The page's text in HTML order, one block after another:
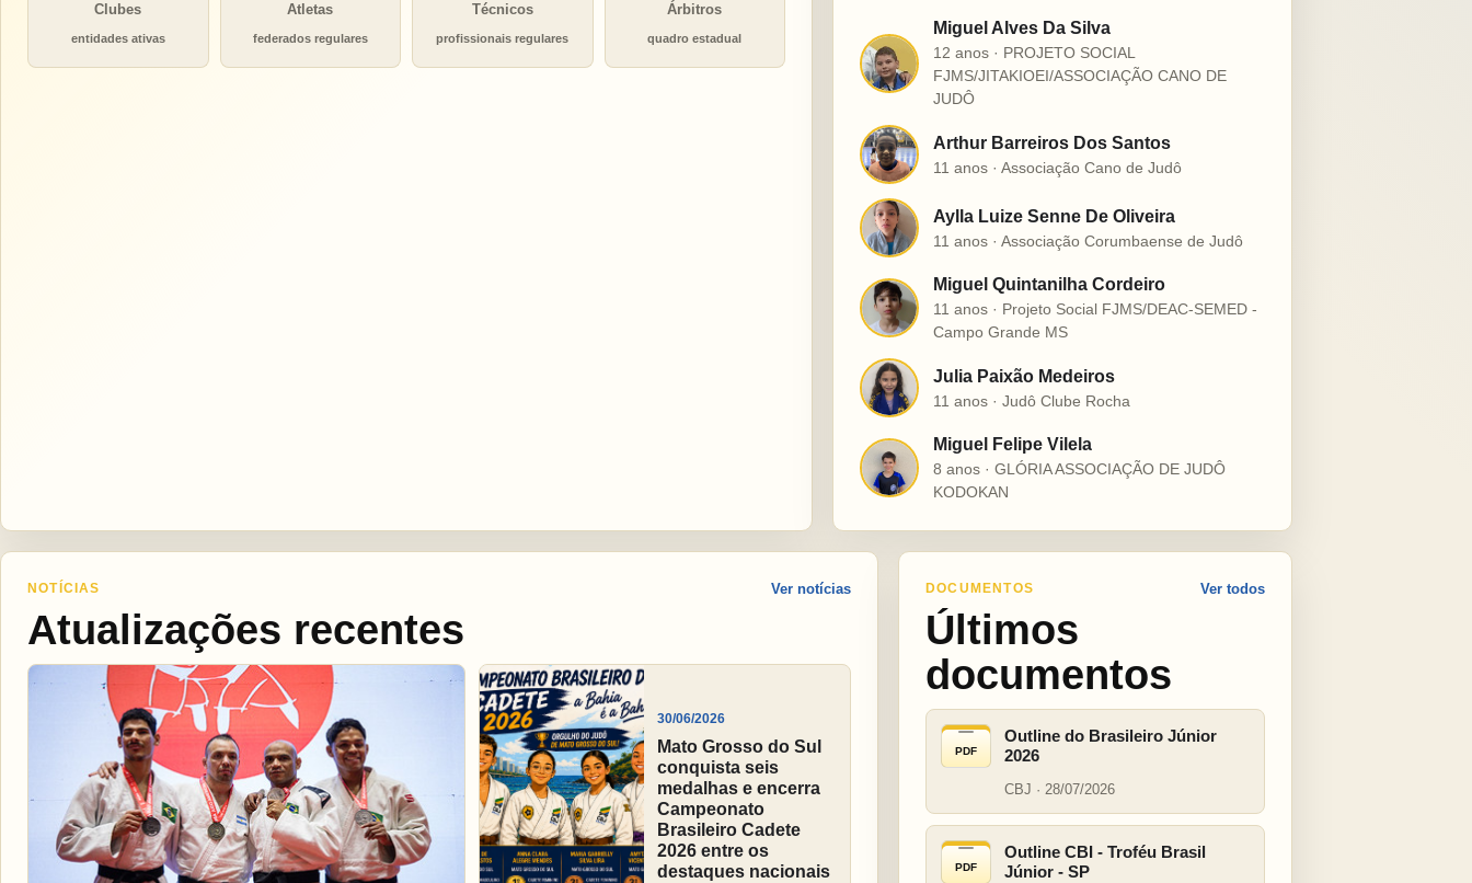
Clubes
entidades ativas
Atletas
federados regulares
Técnicos
profissionais regulares
Árbitros
quadro estadual
M
Miguel Alves Da Silva
12 anos · PROJETO SOCIAL
FJMS/JITAKIOEI/ASSOCIAÇÃO CANO DE
JUDÔ
A Arthur Barreiros Dos Santos
11 anos · Associação Cano de Judô
A Aylla Luize Senne De Oliveira
11 anos · Associação Corumbaense de Judô
M
Miguel Quintanilha Cordeiro
11 anos · Projeto Social FJMS/DEAC-SEMED -
Campo Grande MS
J Julia Paixão Medeiros
11 anos · Judô Clube Rocha
M
Miguel Felipe Vilela
8 anos · GLÓRIA ASSOCIAÇÃO DE JUDÔ
KODOKAN
NOTÍCIAS
Atualizações recentes
Ver notícias
30/06/2026
Mato Grosso do Sul
conquista seis
medalhas e encerra
Campeonato
Brasileiro Cadete
2026 entre os
destaques nacionais
DOCUMENTOS
Últimos
documentos
Ver todos
PDF
Outline do Brasileiro Júnior
2026
CBJ · 28/07/2026
PDF
Outline CBI - Troféu Brasil
Júnior - SP